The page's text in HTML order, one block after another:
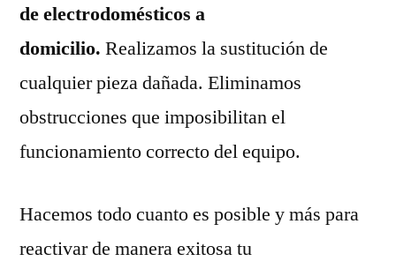
de electrodomésticos a
domicilio. Realizamos la sustitución de
cualquier pieza dañada. Eliminamos
obstrucciones que imposibilitan el
funcionamiento correcto del equipo.
Hacemos todo cuanto es posible y más para
reactivar de manera exitosa tu